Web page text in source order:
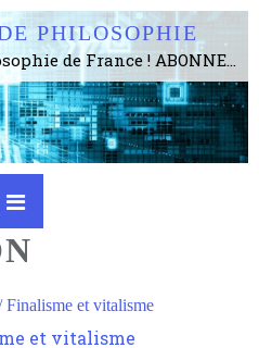
PHILOSOPHIE
Le plus gros site de philosophie de France ! ABONNEZ-VOUS ! 4115 Articles, 1634 abonné·e·s, depuis 2006 . . . . . . . . 2 852 214 pages vues jusqu'à présent. Prestance et être apte à un plus grand nombre de choses.
et vitalisme